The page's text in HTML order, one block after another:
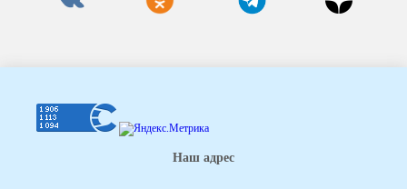
Наш адрес